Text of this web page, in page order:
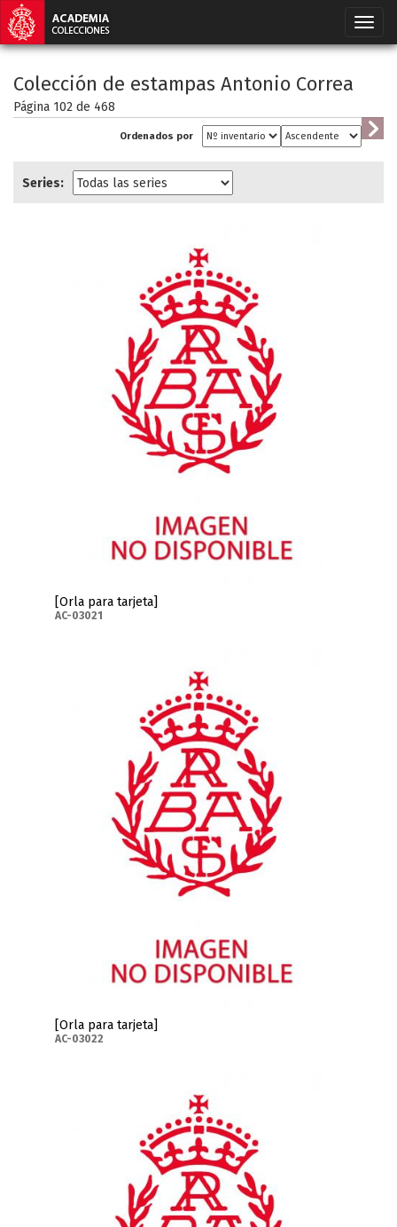
Colección de estampas Antonio Correa
Página 102 de 468
Ordenados por
Series:
[Orla para tarjeta]
AC-03021
[Orla para tarjeta]
AC-03022